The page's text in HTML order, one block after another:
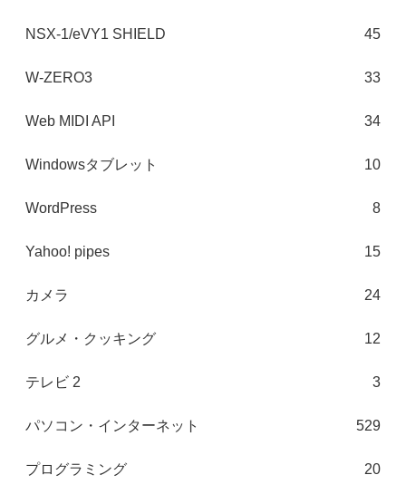
NSX-1/eVY1 SHIELD 45
W-ZERO3 33
Web MIDI API 34
Windowsタブレット 10
WordPress 8
Yahoo! pipes 15
カメラ 24
グルメ・クッキング 12
テレビ 2 3
パソコン・インターネット 529
プログラミング 20